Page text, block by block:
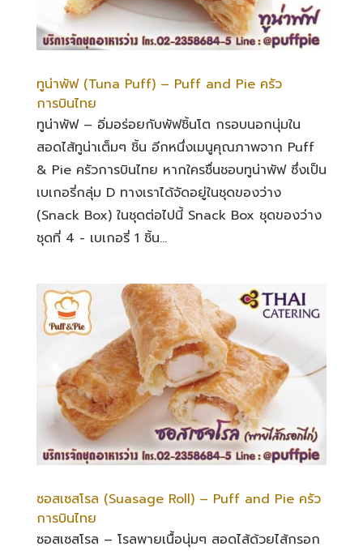
ทูน่าพัฟ (Tuna Puff) – Puff and Pie ครัว
การบินไทย
ทูน่าพัฟ – อิ่มอร่อยกับพัฟชิ้นโต กรอบนอกนุ่มใน
สอดไส้ทูน่าเต็มๆ ชิ้น อีกหนึ่งเมนูคุณภาพจาก Puff
& Pie ครัวการบินไทย หากใครชื่นชอบทูน่าพัฟ ซึ่งเป็น
เบเกอรี่กลุ่ม D ทางเราได้จัดอยู่ในชุดของว่าง
(Snack Box) ในชุดต่อไปนี้ Snack Box ชุดของว่าง
ชุดที่ 4 - เบเกอรี่ 1 ชิ้น...
ซอสเซสโรล (Suasage Roll) – Puff and Pie ครัว
การบินไทย
ซอสเซสโรล – โรลพายเนื้อนุ่มๆ สอดไส้ด้วยไส้กรอก